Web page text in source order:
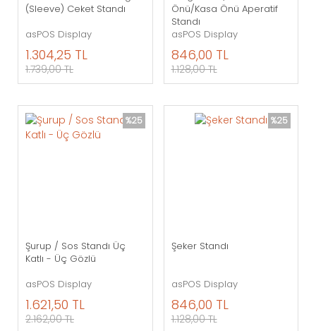
(Sleeve) Ceket Standı
asPOS Display
1.304,25 TL
1.739,00 TL
Önü/Kasa Önü Aperatif
Standı
asPOS Display
846,00 TL
1.128,00 TL
%25
Şurup / Sos Standı Üç
Katlı - Üç Gözlü
asPOS Display
1.621,50 TL
2.162,00 TL
%25
Şeker Standı
asPOS Display
846,00 TL
1.128,00 TL